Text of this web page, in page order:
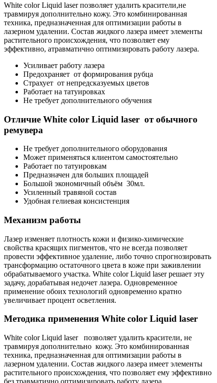
White color Liquid laser позволяет удалить красители,не
травмируя дополнительно кожу. Это комбинированная
техника, предназначенная для оптимизации работы в
лазерном удалении. Состав жидкого лазера имеет элементы
растительного происхождения, что позволяет ему
эффективно, атравматично оптимизировать работу лазера.
Усиливает работу лазера
Предохраняет от формирования рубца
Страхует от непредсказуемых цветов
Работает на татуировках
Не требует дополнительного обучения
Отличие White color Liquid laser от обычного
ремувера
Не требует дополнительного оборудования
Может применяться клиентом самостоятельно
Работает по татуировкам
Предназначен для больших площадей
Большой экономичный объём 30мл.
Усиленный травяной состав
Удобная гелиевая консистенция
Механизм работы
Лазер изменяет плотность кожи и физико-химические
свойства красящих пигментов, что не всегда позволяет
провести эффективное удаление, либо точно спрогнозировать
трансформацию остаточного цвета в коже при заживлении
обрабатываемого участка. White color Liquid laser решает эту
задачу, дорабатывая недочет лазера. Одновременное
применение обоих технологий одновременно кратно
увеличивает процент осветления.
Методика применения White color Liquid laser
White color Liquid laser позволяет удалить красители, не
травмируя дополнительно кожу. Это комбинированная
техника, предназначенная для оптимизации работы в
лазерном удалении. Состав жидкого лазера имеет элементы
растительного происхождения, что позволяет ему эффективно